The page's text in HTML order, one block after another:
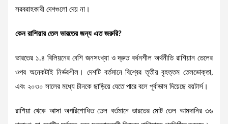
সরবরাহকারী দেশগুলো দেয় না।
কেন রাশিয়ার তেল ভারতের জন্য এত জরুরি?
ভারতের ১.৪ বিলিয়নের বেশি জনসংখ্যা ও দ্রুত বর্ধনশীল অর্থনীতি রাশিয়ান তেলের
ওপর অনেকটাই নির্ভরশীল। দেশটি বর্তমানে বিশ্বের তৃতীয় বৃহত্তম তেলভোক্তা,
এবং ২০৩০ সালের মধ্যে চীনকে ছাড়িয়ে যেতে পারে বলে পূর্বাভাস দিয়েছে রয়টার্স।
রাশিয়া থেকে আসা অপরিশোধিত তেল বর্তমানে ভারতের মোট তেল আমদানির ৩৬